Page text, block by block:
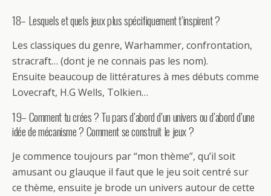
18– Lesquels et quels jeux plus spécifiquement t’inspirent ?
Les classiques du genre, Warhammer, confrontation,
stracraft… (dont je ne connais pas les nom).
Ensuite beaucoup de littératures à mes débuts comme
Lovecraft, H.G Wells, Tolkien…
19– Comment tu crées ? Tu pars d’abord d’un univers ou d’abord d’une
idée de mécanisme ? Comment se construit le jeux ?
Je commence toujours par “mon thème”, qu’il soit
amusant ou glauque il faut que le jeu soit centré sur
ce thème, ensuite je brode un univers autour de cette